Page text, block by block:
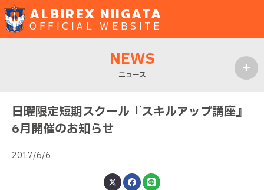
ALBIREX NIIGATA
OFFICIAL WEBSITE
NEWS
ニュース
日曜限定短期スクール『スキルアップ講座』
6月開催のお知らせ
2017/6/6